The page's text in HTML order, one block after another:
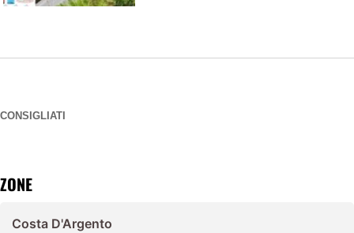
CONSIGLIATI
ZONE
Costa D'Argento